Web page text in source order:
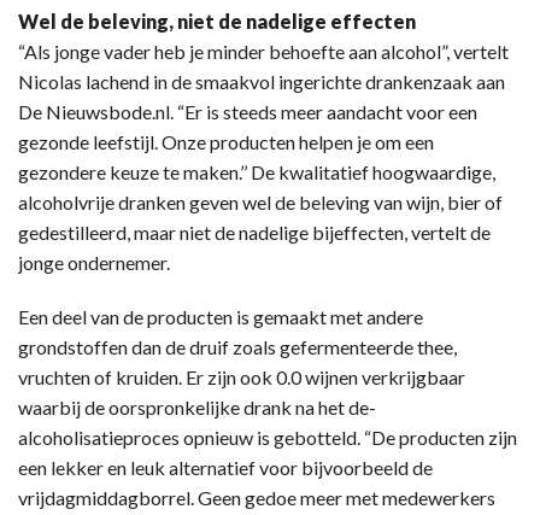
Wel de beleving, niet de nadelige effecten
“Als jonge vader heb je minder behoefte aan alcohol”, vertelt
Nicolas lachend in de smaakvol ingerichte drankenzaak aan
De Nieuwsbode.nl. “Er is steeds meer aandacht voor een
gezonde leefstijl. Onze producten helpen je om een
gezondere keuze te maken.’’ De kwalitatief hoogwaardige,
alcoholvrije dranken geven wel de beleving van wijn, bier of
gedestilleerd, maar niet de nadelige bijeffecten, vertelt de
jonge ondernemer.
Een deel van de producten is gemaakt met andere
grondstoffen dan de druif zoals gefermenteerde thee,
vruchten of kruiden. Er zijn ook 0.0 wijnen verkrijgbaar
waarbij de oorspronkelijke drank na het de-
alcoholisatieproces opnieuw is gebotteld. “De producten zijn
een lekker en leuk alternatief voor bijvoorbeeld de
vrijdagmiddagborrel. Geen gedoe meer met medewerkers